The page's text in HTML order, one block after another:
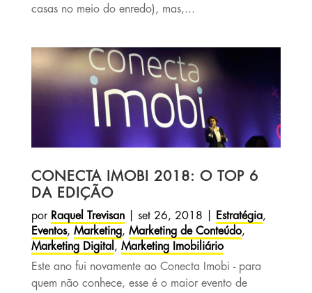
casas no meio do enredo), mas,...
CONECTA IMOBI 2018: O TOP 6
DA EDIÇÃO
por Raquel Trevisan| set 26, 2018 Estratégia,
Eventos, Marketing, Marketing de Conteúdo,
Marketing Digital , Marketing Imobiliário
Este ano fui novamente ao Conecta Imobi - para
quem não conhece, esse é o maior evento de